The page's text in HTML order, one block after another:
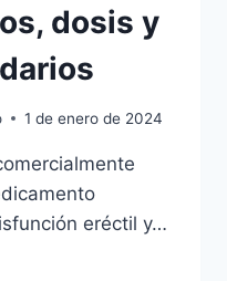
dosis y
1 de enero de 2024
eréctil y…